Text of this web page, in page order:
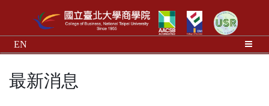
EN
最新消息